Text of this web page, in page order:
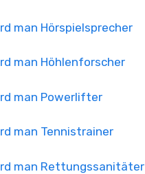
man Hörspielsprecher
man Höhlenforscher
man Powerlifter
man Tennistrainer
man Rettungssanitäter